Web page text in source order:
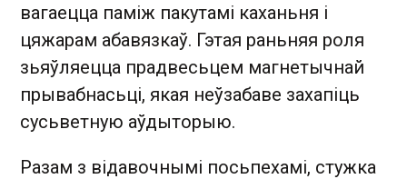
вагаецца паміж пакутамі каханьня і
цяжарам абавязкаў. Гэтая раньняя роля
зьяўляецца прадвесьцем магнетычнай
прывабнасьці, якая неўзабаве захапіць
сусьветную аўдыторыю.
Разам з відавочнымі посьпехамі, стужка